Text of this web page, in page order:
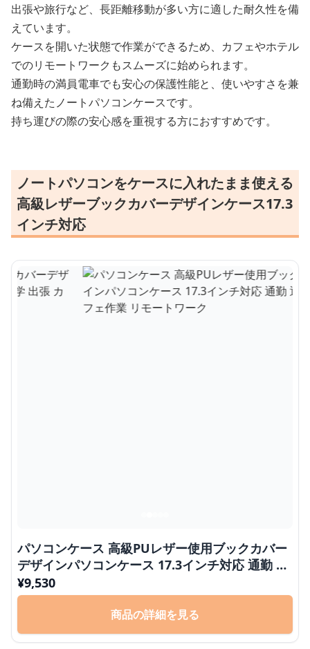
出張や旅行など、長距離移動が多い方に適した耐久性を備
えています。
ケースを開いた状態で作業ができるため、カフェやホテル
でのリモートワークもスムーズに始められます。
通勤時の満員電車でも安心の保護性能と、使いやすさを兼
ね備えたノートパソコンケースです。
持ち運びの際の安心感を重視する方におすすめです。
ノートパソコンをケースに入れたまま使える
高級レザーブックカバーデザインケース17.3
インチ対応
パソコンケース 高級PUレザー使用ブックカバー
デザインパソコンケース 17.3インチ対応 通勤 通
学 出張 カフェ作業 リモートワーク
¥9,530
商品の詳細を見る